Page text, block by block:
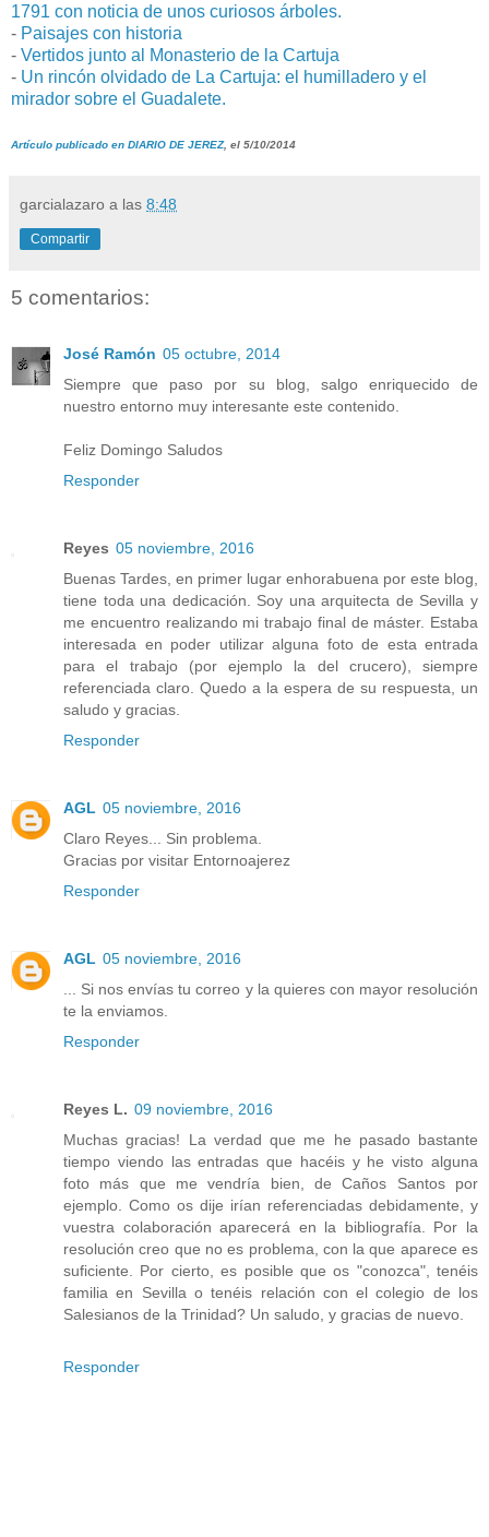
1791 con noticia de unos curiosos árboles.
- Paisajes con historia
- Vertidos junto al Monasterio de la Cartuja
- Un rincón olvidado de La Cartuja: el humilladero y el
mirador sobre el Guadalete.
Artículo publicado en DIARIO DE JEREZ, el 5/10/2014
garcialazaro a las 8:48
Compartir
5 comentarios:
José Ramón 05 octubre, 2014
Siempre que paso por su blog, salgo enriquecido de
nuestro entorno muy interesante este contenido.
Feliz Domingo Saludos
Responder
Reyes 05 noviembre, 2016
Buenas Tardes, en primer lugar enhorabuena por este blog,
tiene toda una dedicación. Soy una arquitecta de Sevilla y
me encuentro realizando mi trabajo final de máster. Estaba
interesada en poder utilizar alguna foto de esta entrada
para el trabajo (por ejemplo la del crucero), siempre
referenciada claro. Quedo a la espera de su respuesta, un
saludo y gracias.
Responder
AGL 05 noviembre, 2016
Claro Reyes... Sin problema.
Gracias por visitar Entornoajerez
Responder
AGL 05 noviembre, 2016
... Si nos envías tu correo y la quieres con mayor resolución
te la enviamos.
Responder
Reyes L. 09 noviembre, 2016
Muchas gracias! La verdad que me he pasado bastante
tiempo viendo las entradas que hacéis y he visto alguna
foto más que me vendría bien, de Caños Santos por
ejemplo. Como os dije irían referenciadas debidamente, y
vuestra colaboración aparecerá en la bibliografía. Por la
resolución creo que no es problema, con la que aparece es
suficiente. Por cierto, es posible que os "conozca", tenéis
familia en Sevilla o tenéis relación con el colegio de los
Salesianos de la Trinidad? Un saludo, y gracias de nuevo.
Responder